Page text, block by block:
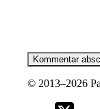
© 2013–2026